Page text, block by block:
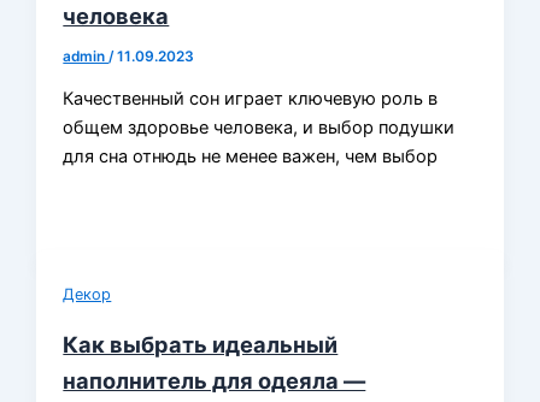
человека
admin/11.09.2023
Качественный сон играет ключевую роль в
общем здоровье человека, и выбор подушки
для сна отнюдь не менее важен, чем выбор
Декор
Как выбрать идеальный
наполнитель для одеяла —